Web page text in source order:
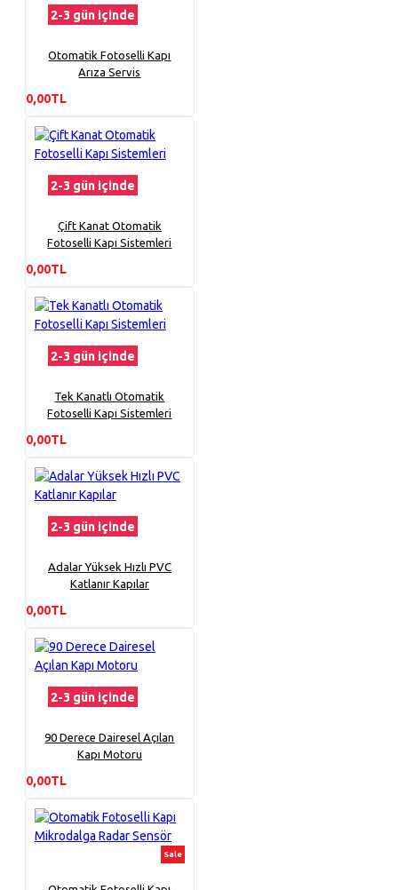
2-3 gün içinde
Otomatik Fotoselli Kapı
Arıza Servis
0,00TL
2-3 gün içinde
Çift Kanat Otomatik
Fotoselli Kapı Sistemleri
0,00TL
2-3 gün içinde
Tek Kanatlı Otomatik
Fotoselli Kapı Sistemleri
0,00TL
2-3 gün içinde
Adalar Yüksek Hızlı PVC
Katlanır Kapılar
0,00TL
2-3 gün içinde
90 Derece Dairesel Açılan
Kapı Motoru
0,00TL
Sale